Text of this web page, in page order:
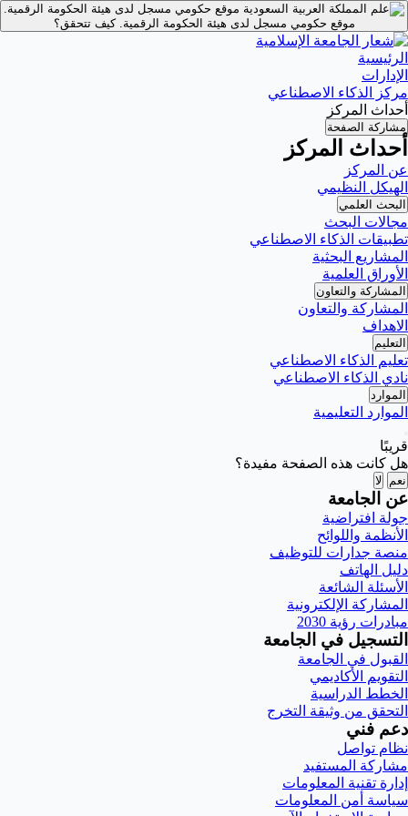
موقع حكومي مسجل لدى هيئة الحكومة الرقمية.
موقع حكومي مسجل لدى هيئة الحكومة الرقمية.كيف تتحقق؟
الرئيسية
الإدارات
مركز الذكاء الاصطناعي
أحداث المركز
مشاركة الصفحة
أحداث المركز
عن المركز
الهيكل النظيمي
البحث العلمي
مجالات البحث
تطبيقات الذكاء الاصطناعي
المشاريع البحثية
الأوراق العلمية
المشاركة والتعاون
المشاركة والتعاون
الاهداف
التعليم
تعليم الذكاء الاصطناعي
نادي الذكاء الاصطناعي
الموارد
الموارد التعليمية
قريبًا
هل كانت هذه الصفحة مفيدة؟
نعم لا
عن الجامعة
جولة افتراضية
الأنظمة واللوائح
منصة جدارات للتوظيف
دليل الهاتف
الأسئلة الشائعة
المشاركة الإلكترونية
مبادرات رؤية 2030
التسجيل في الجامعة
القبول في الجامعة
التقويم الأكاديمي
الخطط الدراسية
التحقق من وثيقة التخرج
دعم فني
نظام تواصل
مشاركة المستفيد
إدارة تقنية المعلومات
سياسة أمن المعلومات